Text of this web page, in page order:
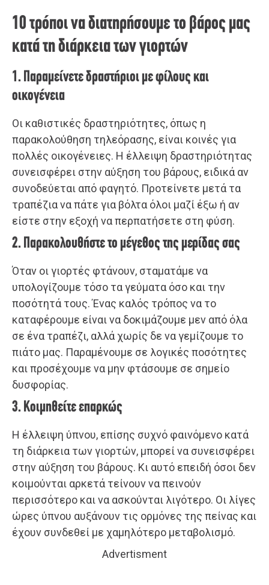
10 τρόποι να διατηρήσουμε το βάρος μας
κατά τη διάρκεια των γιορτών
1. Παραμείνετε δραστήριοι με φίλους και
οικογένεια
Οι καθιστικές δραστηριότητες, όπως η
παρακολούθηση τηλεόρασης, είναι κοινές για
πολλές οικογένειες. Η έλλειψη δραστηριότητας
συνεισφέρει στην αύξηση του βάρους, ειδικά αν
συνοδεύεται από φαγητό. Προτείνετε μετά τα
τραπέζια να πάτε για βόλτα όλοι μαζί έξω ή αν
είστε στην εξοχή να περπατήσετε στη φύση.
2. Παρακολουθήστε το μέγεθος της μερίδας σας
Όταν οι γιορτές φτάνουν, σταματάμε να
υπολογίζουμε τόσο τα γεύματα όσο και την
ποσότητά τους. Ένας καλός τρόπος να το
καταφέρουμε είναι να δοκιμάζουμε μεν από όλα
σε ένα τραπέζι, αλλά χωρίς δε να γεμίζουμε το
πιάτο μας. Παραμένουμε σε λογικές ποσότητες
και προσέχουμε να μην φτάσουμε σε σημείο
δυσφορίας.
3. Κοιμηθείτε επαρκώς
Η έλλειψη ύπνου, επίσης συχνό φαινόμενο κατά
τη διάρκεια των γιορτών, μπορεί να συνεισφέρει
στην αύξηση του βάρους. Κι αυτό επειδή όσοι δεν
κοιμούνται αρκετά τείνουν να πεινούν
περισσότερο και να ασκούνται λιγότερο. Οι λίγες
ώρες ύπνου αυξάνουν τις ορμόνες της πείνας και
έχουν συνδεθεί με χαμηλότερο μεταβολισμό.
Advertisment